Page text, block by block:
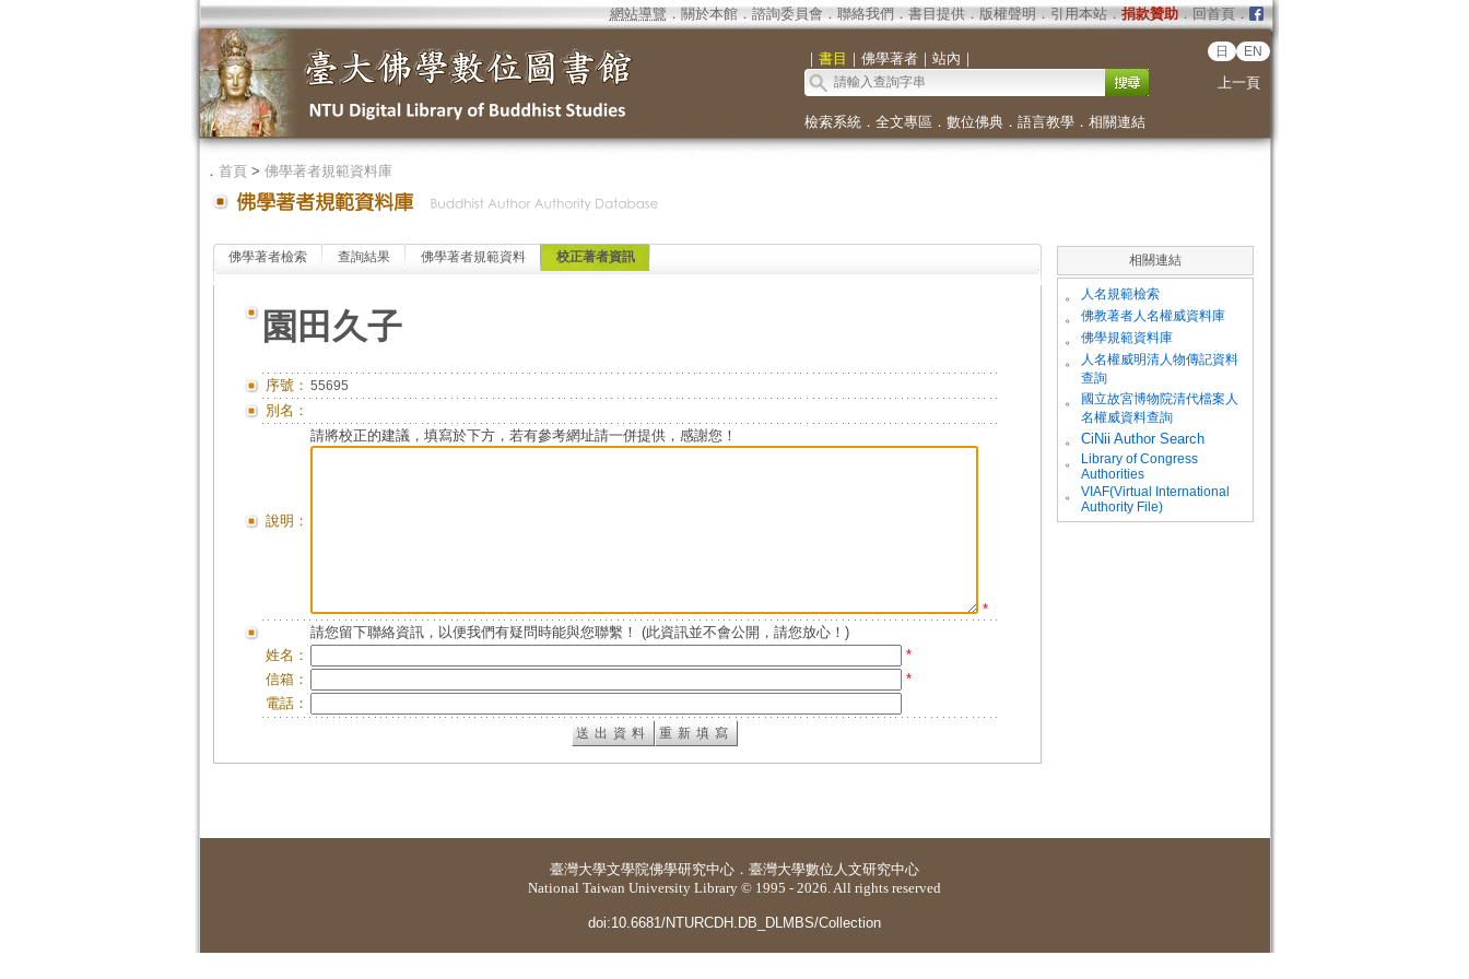
網站導覽 ． 關於本館． 諮詢委員會． 聯絡我們 ． 書目提供． 版權聲明 ． 引用本站． 捐款贊助．回首頁．
｜ 書目 ｜ 佛學著者｜ 站內 ｜ 日 EN
上一頁
檢索系統． 全文專區 ． 數位佛典． 語言教學． 相關連結
． 首頁> 佛學著者規範資料庫
佛學著者檢索 查詢結果 佛學著者規範資料 校正著者資訊
園田久子
序號： 55695
別名：
說明：
請將校正的建議，填寫於下方，若有參考網址請一併提供，感謝您！
*
請您留下聯絡資訊，以便我們有疑問時能與您聯繫！ (此資訊並不會公開，請您放心！)
姓名：
*
信箱：
*
電話：
相關連結
。 人名規範檢索
。 佛教著者人名權威資料庫
。 佛學規範資料庫
。
人名權威明清人物傳記資料
查詢
。
國立故宮博物院清代檔案人
名權威資料查詢
。
CiNii Author Search
。
Library of Congress
Authorities
。
VIAF(Virtual International
Authority File)
臺灣大學文學院佛學研究中心 ． 臺灣大學數位人文研究中心
National Taiwan University Library © 1995 - 2026. All rights reserved
doi:10.6681/NTURCDH.DB_DLMBS/Collection